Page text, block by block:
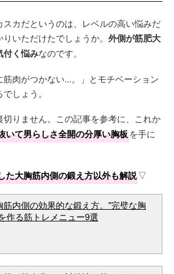
スカだというのは、レベルの高い悩みだ
いただけたでしょうか。 外側が筋肥大
付く悩みなのです。
肉がつかない...。」とモチベーション
しょう。
切りません。この記事を参考に、これか
いて男らしさ全開の分厚い胸板を手に
た大胸筋内側の鍛え方以外も解説▽
筋内側の効果的な鍛え方。"完璧な胸
作る筋トレメニュー9選